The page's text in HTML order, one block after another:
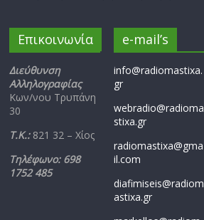
Επικοινωνία
Διεύθυνση
Αλληλογραφίας
Κων/νου Τρυπάνη
30
Τ.Κ.: 821 32 – Χίος
Τηλέφωνο: 698
1752 485
e-mail’s
info@radiomastixa.
gr
webradio@radioma
stixa.gr
radiomastixa@gma
il.com
diafimiseis@radiom
astixa.gr